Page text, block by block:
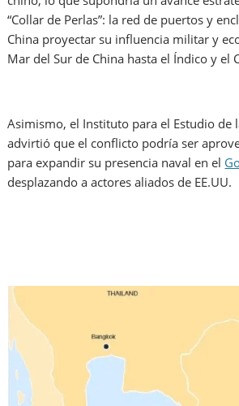
“Collar de Perlas”: la red de puertos y
China proyectar su influencia militar y
Mar del Sur de China hasta el Índico y el
Asimismo, el Instituto para el Estudio de
advirtió que el conflicto podría ser
para expandir su presencia naval en el
desplazando a actores aliados de EE.UU.